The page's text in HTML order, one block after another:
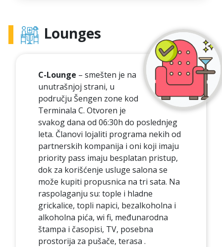
Lounges
C-Lounge – smešten je na
unutrašnjoj strani, u
području Šengen zone kod
Terminala C. Otvoren je
svakog dana od 06:30h do poslednjeg
leta. Članovi lojaliti programa nekih od
partnerskih kompanija i oni koji imaju
priority pass imaju besplatan pristup,
dok za korišćenje usluge salona se
može kupiti propusnica na tri sata. Na
raspolaganju su: tople i hladne
grickalice, topli napici, bezalkoholna i
alkoholna pića, wi fi, međunarodna
štampa i časopisi, TV, posebna
prostorija za pušače, terasa .